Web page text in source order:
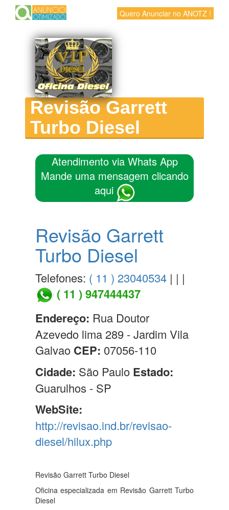
Quero Anunciar no ANOTZ !
Revisão Garrett
Turbo Diesel
Atendimento via Whats App
Mande uma mensagem clicando
aqui
Revisão Garrett
Turbo Diesel
Telefones: ( 11 ) 23040534 | | |
( 11 ) 947444437
Endereço: Rua Doutor
Azevedo lima 289 - Jardim Vila
Galvao CEP: 07056-110
Cidade: São Paulo Estado:
Guarulhos - SP
WebSite:
http://revisao.ind.br/revisao-
diesel/hilux.php
Revisão Garrett Turbo Diesel
Oficina especializada em Revisão Garrett Turbo
Diesel